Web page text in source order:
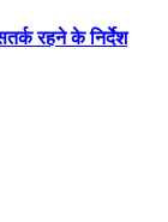
रहने के निर्देश